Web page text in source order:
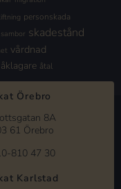
personskada
sambor skadestånd
vårdnad
åklagare åtal
Örebro
8A
61 Örebro
810 47 30
Karlstad